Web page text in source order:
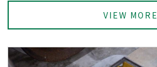
VIEW MORE